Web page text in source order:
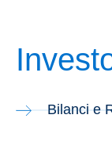
Bilanci e